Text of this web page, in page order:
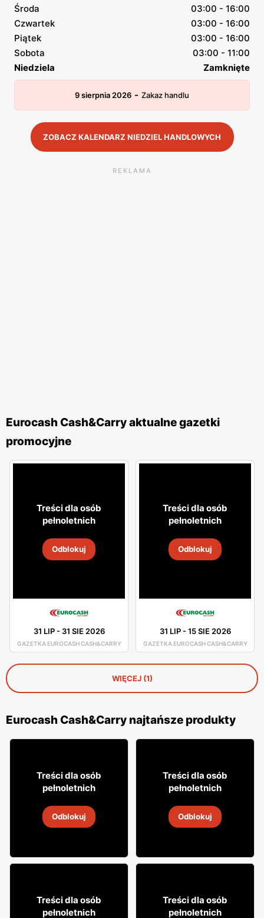
Środa
03:00 - 16:00
Czwartek
03:00 - 16:00
Piątek
03:00 - 16:00
Sobota
03:00 - 11:00
Niedziela
Zamknięte
9 sierpnia 2026 - Zakaz handlu
ZOBACZ KALENDARZ NIEDZIEL HANDLOWYCH
REKLAMA
Eurocash Cash&Carry aktualne gazetki
promocyjne
Treści dla osób
pełnoletnich
Odblokuj
31 LIP- 31 SIE 2026
GAZETKA EUROCASH CASH&CARRY
Treści dla osób
pełnoletnich
Odblokuj
31 LIP-15 SIE 2026
GAZETKA EUROCASH CASH&CARRY
WIĘCEJ (1)
Eurocash Cash&Carry najtańsze produkty
7595
31 sie 2026
Treści dla osób
pełnoletnich
Odblokuj
2559
31 sie 2026
Treści dla osób
pełnoletnich
Odblokuj
3475
Treści dla osób
pełnoletnich
5140
Treści dla osób
pełnoletnich